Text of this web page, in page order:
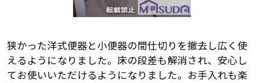
狭かった洋式便器と小便器の間仕切りを撤去し広く使
えるようになりました。床の段差も解消され、安心し
てお使いいただけるようになりました。お手入れも楽